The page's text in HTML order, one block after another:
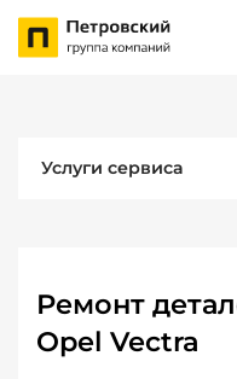
Услуги сервиса
Ремонт
Opel Vectra